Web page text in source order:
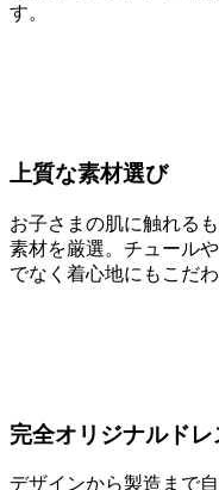
す。
上質な素材選び
お子さまの肌に触れる
素材を厳選。チュール
でなく着心地にもこだ
完全オリジナルドレ
デザインから製造まで